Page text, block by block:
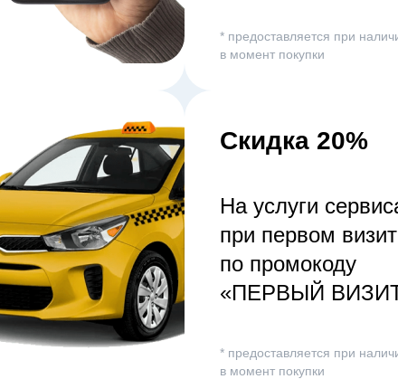
* предоставляется при
в момент покупки
Скидка 20%
На услуги
при первом
по промокоду
«ПЕРВЫЙ
* предоставляется при
в момент покупки